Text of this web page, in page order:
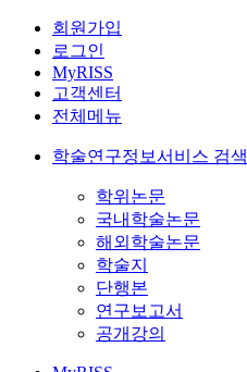
회원가입
로그인
MyRISS
고객센터
전체메뉴
학술연구정보서비스 검색
학위논문
국내학술논문
해외학술논문
학술지
단행본
연구보고서
공개강의